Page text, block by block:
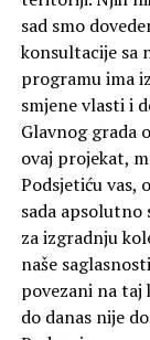
sad smo
konsultacije sa
programu ima
smjene vlasti i
Glavnog grada
ovaj projekat,
Podsjetiću vas,
sada
za izgradnju
naše
povezani na taj
do danas nije